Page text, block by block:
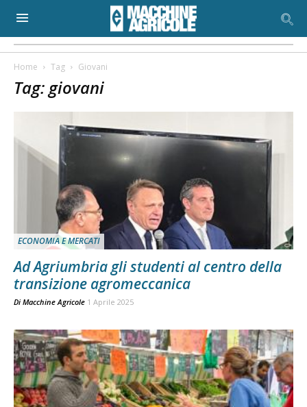
Home Tag Giovani
Tag: giovani
ECONOMIA E MERCATI
Ad Agriumbria gli studenti al centro della
transizione agromeccanica
Di Macchine Agricole 1 Aprile 2025